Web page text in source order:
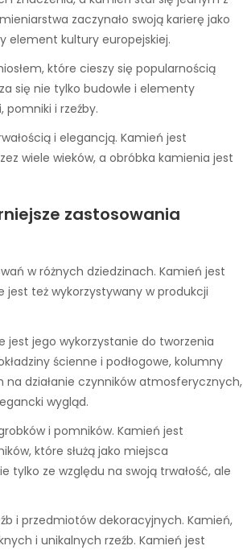
zaczynało swoją karierę jako
element kultury europejskiej.
które cieszy się popularnością
się nie tylko budowle i elementy
i rzeźby.
i elegancją. Kamień jest
wiele wieków, a obróbka kamienia jest
zastosowania
w różnych dziedzinach. Kamień jest
jest też wykorzystywany w produkcji
jest jego wykorzystanie do tworzenia
ścienne i podłogowe, kolumny
działanie czynników atmosferycznych,
wygląd.
i pomników. Kamień jest
które służą jako miejsca
tylko ze względu na swoją trwałość, ale
i przedmiotów dekoracyjnych. Kamień,
i unikalnych rzeźb. Kamień jest